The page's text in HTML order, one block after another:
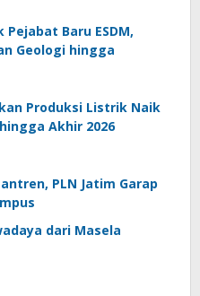
Baru ESDM,
Geologi hingga
Produksi Listrik Naik
hingga Akhir 2026
PLN Jatim Garap
dari Masela